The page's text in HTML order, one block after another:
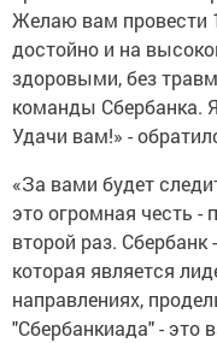
Желаю вам провести
достойно и на
здоровыми, без
команды Сбербанка.
Удачи вам!» -
«За вами будет
это огромная честь -
второй раз. Сбербанк
которая является
направлениях,
"Сбербанкиада" - это